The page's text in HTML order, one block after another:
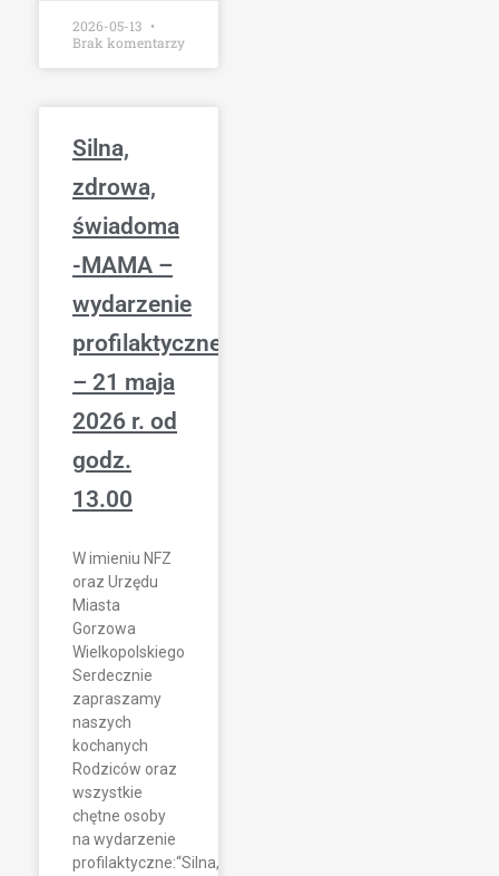
2026-05-13
Brak komentarzy
Silna,
zdrowa,
świadoma
-MAMA –
wydarzenie
profilaktyczne
– 21 maja
2026 r. od
godz.
13.00
W imieniu NFZ
oraz Urzędu
Miasta
Gorzowa
Wielkopolskiego
Serdecznie
zapraszamy
naszych
kochanych
Rodziców oraz
wszystkie
chętne osoby
na wydarzenie
profilaktyczne:“Silna,